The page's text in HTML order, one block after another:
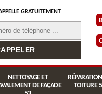
GRATUITEMENT
NETTOYAGE ET
DE FAÇADE
TOITURE